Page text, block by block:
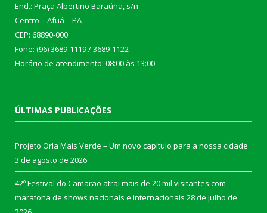
End.: Praça Albertino Baraúna, s/n
Centro – Afuá – PA
CEP: 68890-000
Fone: (96) 3689-1119 / 3689-1122
Horário de atendimento: 08:00 às 13:00
ÚLTIMAS PUBLICAÇÕES
Projeto Orla Mais Verde – Um novo capítulo para a nossa cidade
3 de agosto de 2026
42º Festival do Camarão atrai mais de 20 mil visitantes com
maratona de shows nacionais e internacionais 28 de julho de